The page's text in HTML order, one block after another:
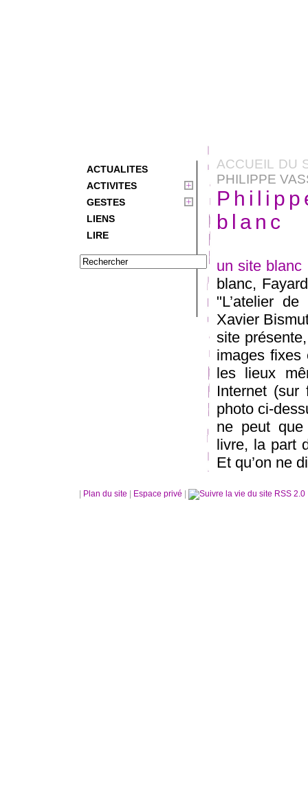
ACTUALITES
ACTIVITES
GESTES
LIENS
LIRE
ACCUEIL DU
PHILIPPE
blanc
un site blanc
blanc,
"L’atelier
Xavier
site
images fixes
les lieux
Internet
photo ci-
ne peut
livre, la part
Et qu’on ne
Plan du site Espace privé RSS 2.0